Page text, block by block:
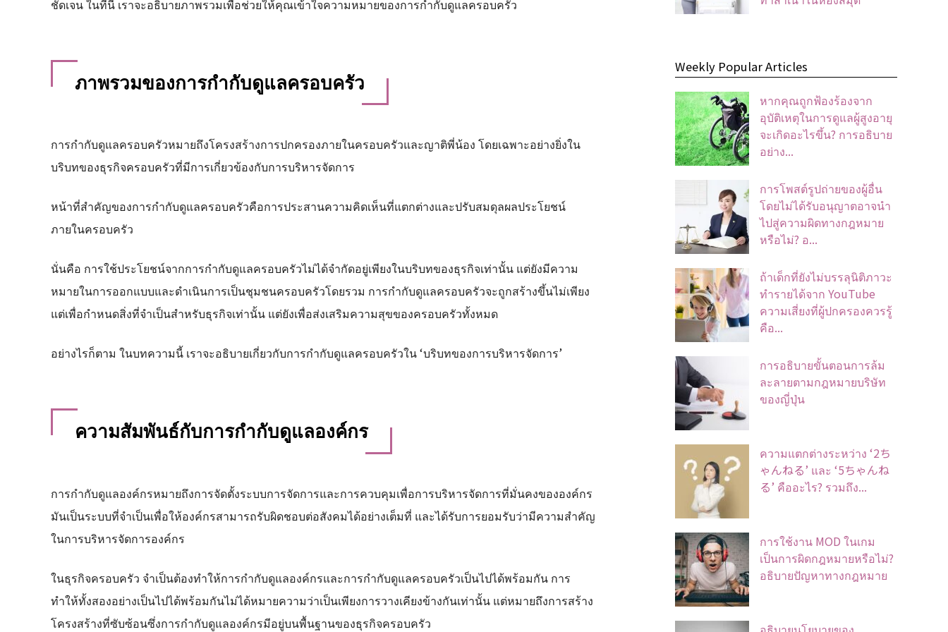
ชัดเจน ในที่นี้ เราจะอธิบายภาพรวมเพื่อช่วยให้คุณเข้าใจความหมายของการกำกับดูแลครอบครัว
ภาพรวมของการกำกับดูแลครอบครัว
การกำกับดูแลครอบครัวหมายถึงโครงสร้างการปกครองภายในครอบครัวและญาติพี่น้อง โดยเฉพาะอย่างยิ่งใน
บริบทของธุรกิจครอบครัวที่มีการเกี่ยวข้องกับการบริหารจัดการ
หน้าที่สำคัญของการกำกับดูแลครอบครัวคือการประสานความคิดเห็นที่แตกต่างและปรับสมดุลผลประโยชน์
ภายในครอบครัว
นั่นคือ การใช้ประโยชน์จากการกำกับดูแลครอบครัวไม่ได้จำกัดอยู่เพียงในบริบทของธุรกิจเท่านั้น แต่ยังมีความ
หมายในการออกแบบและดำเนินการเป็นชุมชนครอบครัวโดยรวม การกำกับดูแลครอบครัวจะถูกสร้างขึ้นไม่เพียง
แต่เพื่อกำหนดสิ่งที่จำเป็นสำหรับธุรกิจเท่านั้น แต่ยังเพื่อส่งเสริมความสุขของครอบครัวทั้งหมด
อย่างไรก็ตาม ในบทความนี้ เราจะอธิบายเกี่ยวกับการกำกับดูแลครอบครัวใน ‘บริบทของการบริหารจัดการ’
ความสัมพันธ์กับการกำกับดูแลองค์กร
การกำกับดูแลองค์กรหมายถึงการจัดตั้งระบบการจัดการและการควบคุมเพื่อการบริหารจัดการที่มั่นคงขององค์กร
มันเป็นระบบที่จำเป็นเพื่อให้องค์กรสามารถรับผิดชอบต่อสังคมได้อย่างเต็มที่ และได้รับการยอมรับว่ามีความสำคัญ
ในการบริหารจัดการองค์กร
ในธุรกิจครอบครัว จำเป็นต้องทำให้การกำกับดูแลองค์กรและการกำกับดูแลครอบครัวเป็นไปได้พร้อมกัน การ
ทำให้ทั้งสองอย่างเป็นไปได้พร้อมกันไม่ได้หมายความว่าเป็นเพียงการวางเคียงข้างกันเท่านั้น แต่หมายถึงการสร้าง
โครงสร้างที่ซับซ้อนซึ่งการกำกับดูแลองค์กรมีอยู่บนพื้นฐานของธุรกิจครอบครัว
Weekly Popular Articles
หากคุณถูกฟ้องร้องจาก
อุบัติเหตุในการดูแลผู้สูงอายุ
จะเกิดอะไรขึ้น? การอธิบาย
อย่าง...
การโพสต์รูปถ่ายของผู้อื่น
โดยไม่ได้รับอนุญาตอาจนํา
ไปสู่ความผิดทางกฎหมาย
หรือไม่? อ...
ถ้าเด็กที่ยังไม่บรรลุนิติภาวะ
ทำรายได้จาก YouTube
ความเสี่ยงที่ผู้ปกครองควรรู้
คือ...
การอธิบายขั้นตอนการล้ม
ละลายตามกฎหมายบริษัท
ของญี่ปุ่น
ความแตกต่างระหว่าง ‘2ち
ゃんねる’ และ ‘5ちゃんね
る’ คืออะไร? รวมถึง...
การใช้งาน MOD ในเกม
เป็นการผิดกฎหมายหรือไม่?
อธิบายปัญหาทางกฎหมาย